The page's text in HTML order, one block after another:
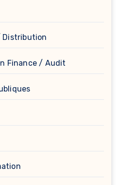
Distribution
Finance / Audit